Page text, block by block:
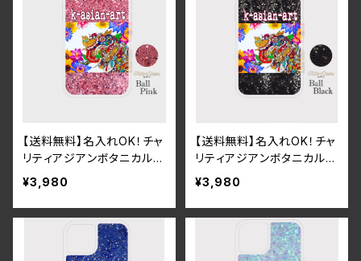
【送料無料】名入れOK！チャ
リティアジアンボタニカル＆
ガネーシャグリッタースマホ
ケース（ボールピンク）iPho
ne16
¥3,980
【送料無料】名入れOK！チャ
リティアジアンボタニカル＆
ガネーシャグリッタースマホ
ケース（ボールブラック）iPh
one16
¥3,980